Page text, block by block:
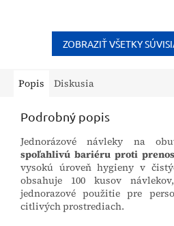
úniky a znižuje riziko...
ZOBRAZIŤ VŠETKY
Popis Diskusia
Podrobný popis
Jednorázové návleky na
spoľahlivú bariéru proti
vysokú úroveň hygieny v
obsahuje 100 kusov
jednorazové použitie pre
citlivých prostrediach.